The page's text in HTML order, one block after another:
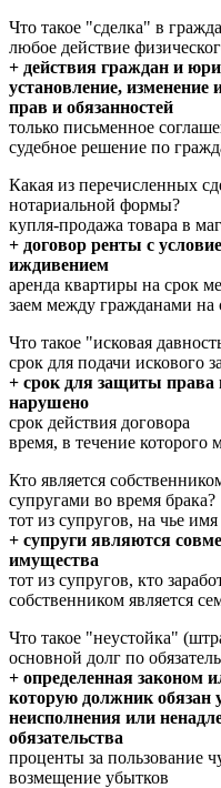
Что такое "сделка" в
любое действие
+ действия граждан и
установление,
прав и обязанностей
только письменное
судебное решение по
Какая из перечисленных
нотариальной формы?
купля-продажа товара в
+ договор ренты с
иждивением
аренда квартиры на срок
заем между гражданами на
Что такое "исковая
срок для подачи искового
+ срок для защиты права
нарушено
срок действия договора
время, в течение которого
Кто является
супругами во время брака?
тот из супругов, на чье
+ супруги являются
имущества
тот из супругов, кто
собственником является
Что такое "неустойка"
основной долг по
+ определенная законом
которую должник обязан
неисполнения или
обязательства
проценты за пользование
возмещение убытков